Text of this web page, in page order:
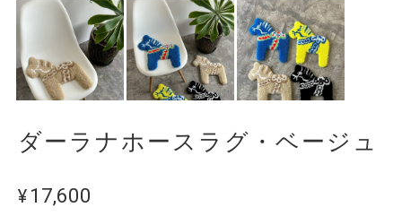
ダーラナホースラグ・ベージュ
¥17,600